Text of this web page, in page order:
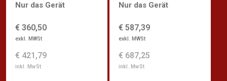
€ 360,50
exkl. MWSt
€ 421,79
inkl. MwSt
Nur das Gerät
€ 587,39
exkl. MWSt
€ 687,25
inkl. MwSt
Nur das Gerät